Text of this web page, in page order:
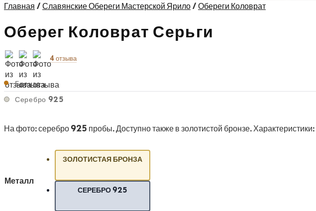
Главная /Славянские Обереги Мастерской Ярило/Обереги Коловрат
Оберег Коловрат Серьги
4 отзыва
Бронза
Серебро 925
На фото: серебро 925 пробы. Доступно также в золотистой бронзе. Характеристики:
Металл
ЗОЛОТИСТАЯ БРОНЗА
СЕРЕБРО 925